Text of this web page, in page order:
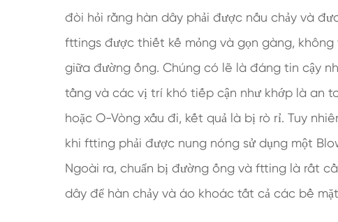
đòi hỏi rằng hàn dây phải được nấu chảy và
fttings được thiết kế mỏng và gọn gàng,
giữa đường ống. Chúng có lẽ là đáng tin cậy
tầng và các vị trí khó tiếp cận như khớp là an
hoặc O-Vòng xấu đi, kết quả là bị rò rỉ. Tuy
khi ftting phải được nung nóng sử dụng một
Ngoài ra, chuẩn bị đường ống và ftting là rất
dây để hàn chảy và áo khoác tất cả các bề